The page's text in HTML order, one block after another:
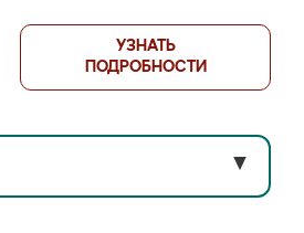
УЗНАТЬ
ПОДРОБНОСТИ
▼